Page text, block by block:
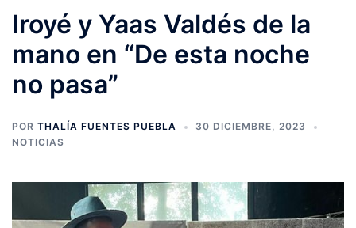
Iroyé y Yaas Valdés de la
mano en “De esta noche
no pasa”
POR THALÍA FUENTES PUEBLA
30 DICIEMBRE, 2023
NOTICIAS